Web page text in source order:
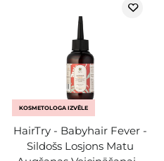
KOSMETOLOGA IZVĒLE
HairTry - Babyhair Fever -
Sildošs Losjons Matu